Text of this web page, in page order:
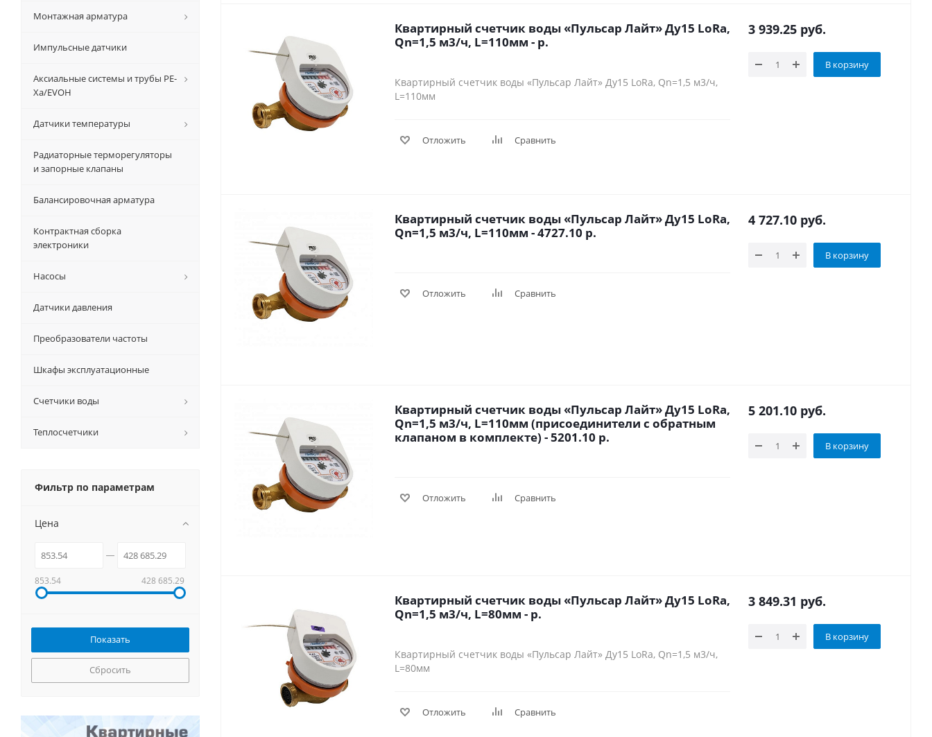
Квартирный счетчик воды «Пульсар Лайт» Ду15 LoRa,
Qn=1,5 м3/ч, L=110мм - р.
Квартирный счетчик воды «Пульсар Лайт» Ду15 LoRa, Qn=1,5 м3/ч,
L=110мм
Отложить Сравнить
3 939.25 руб.
В корзину
Квартирный счетчик воды «Пульсар Лайт» Ду15 LoRa,
Qn=1,5 м3/ч, L=110мм - 4727.10 р.
Отложить Сравнить
4 727.10 руб.
В корзину
Квартирный счетчик воды «Пульсар Лайт» Ду15 LoRa,
Qn=1,5 м3/ч, L=110мм (присоединители с обратным
клапаном в комплекте) - 5201.10 р.
Отложить Сравнить
5 201.10 руб.
В корзину
Квартирный счетчик воды «Пульсар Лайт» Ду15 LoRa,
Qn=1,5 м3/ч, L=80мм - р.
Квартирный счетчик воды «Пульсар Лайт» Ду15 LoRa, Qn=1,5 м3/ч,
L=80мм
Отложить Сравнить
3 849.31 руб.
В корзину
Монтажная арматура
Импульсные датчики
Аксиальные системы и трубы РЕ-
Ха/EVOH
Датчики температуры
Радиаторные терморегуляторы
и запорные клапаны
Балансировочная арматура
Контрактная сборка
электроники
Насосы
Датчики давления
Преобразователи частоты
Шкафы эксплуатационные
Счетчики воды
Теплосчетчики
Фильтр по параметрам
Цена
853.54 428 685.29
Сбросить